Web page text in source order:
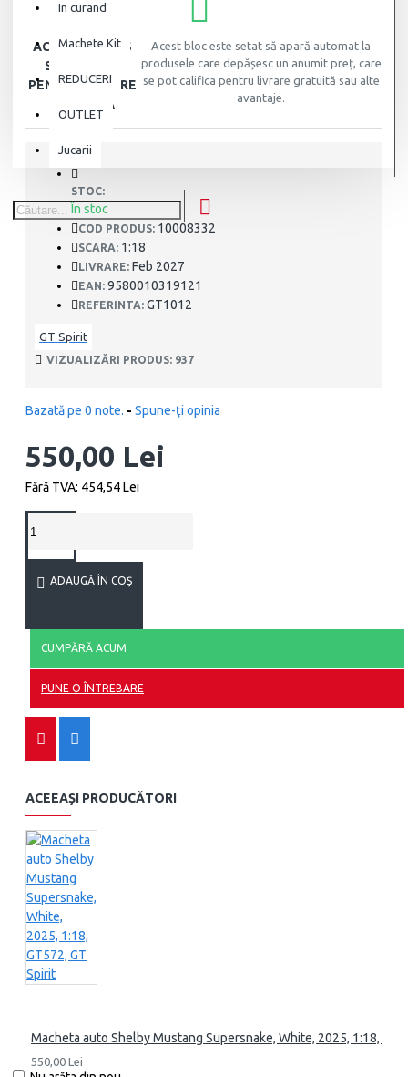
In curand
Machete Kit
REDUCERI
OUTLET
Jucarii
ACEST PRODUS
SE CALIFICA
PENTRU LIVRARE
GRATUITA
Acest bloc este setat să apară automat la
produsele care depășesc un anumit preț, care
se pot califica pentru livrare gratuită sau alte
avantaje.
STOC:
În stoc
COD PRODUS: 10008332
SCARA: 1:18
LIVRARE: Feb 2027
EAN: 9580010319121
REFERINTA: GT1012
GT Spirit
VIZUALIZĂRI PRODUS: 937
Bazată pe 0 note. - Spune-ţi opinia
550,00 Lei
Fără TVA: 454,54 Lei
ADAUGĂ ÎN COŞ
CUMPĂRĂ ACUM
PUNE O ÎNTREBARE
ACEEAȘI PRODUCĂTORI
Macheta auto Shelby Mustang Supersnake, White, 2025, 1:18,
550,00 Lei